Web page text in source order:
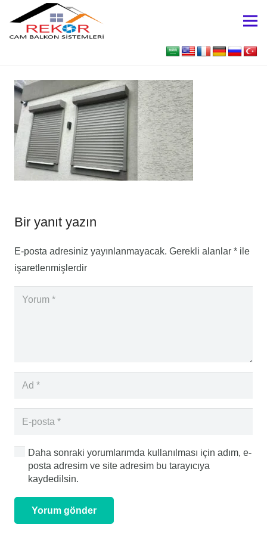
Bir yanıt yazın
E-posta adresiniz yayınlanmayacak. Gerekli alanlar * ile
işaretlenmişlerdir
Daha sonraki yorumlarımda kullanılması için adım, e-
posta adresim ve site adresim bu tarayıcıya
kaydedilsin.
Yorum gönder